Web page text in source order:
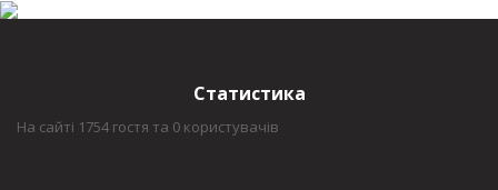
Статистика
На сайті 1754 гостя та 0 користувачів